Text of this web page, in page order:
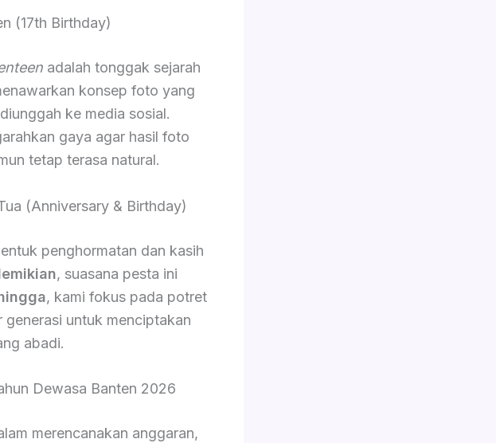
(17th Birthday)
adalah tonggak sejarah
konsep foto yang
ke media sosial.
gaya agar hasil foto
tetap terasa natural.
(Anniversary & Birthday)
penghormatan dan kasih
, suasana pesta ini
, kami fokus pada potret
untuk menciptakan
abadi.
Dewasa Banten 2026
merencanakan anggaran,